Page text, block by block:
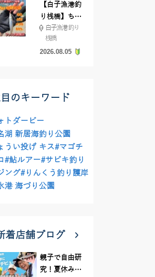
【白子漁港釣
り桟橋】ちょ
い投げ釣りが
絶好調!キスや
ハゼが簡単に
白子漁港 釣り
桟橋
2026.08.05
のキーワード
トダービー
湖 新居海釣り公園
うい投げ キス#マゴチ
#鮎ルアー#サビキ釣り
ング#りんくう釣り護岸
港 海づり公園
着店舗ブログ
親子で自由研
究！夏休みに